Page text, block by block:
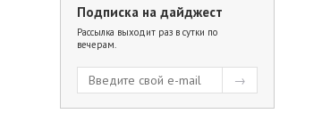
Подписка на дайджест
Рассылка выходит раз в сутки по
вечерам.